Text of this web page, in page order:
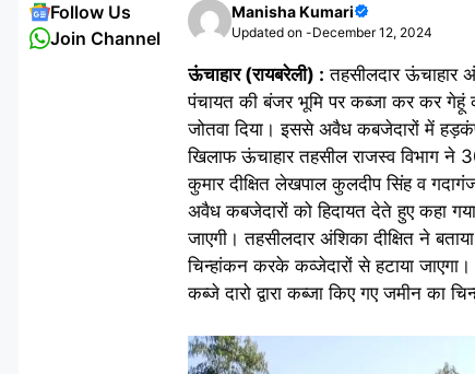
Manisha Kumari
Updated on -December 12, 2024
ऊंचाहार (रायबरेली) : तहसीलदार ऊंचाहार
पंचायत की बंजर भूमि पर कब्जा कर कर
जोतवा दिया। इससे अवैध कबजेदारों में
खिलाफ ऊंचाहार तहसील राजस्व विभाग ने
कुमार दीक्षित लेखपाल कुलदीप सिंह व
अवैध कबजेदारों को हिदायत देते हुए कहा
जाएगी। तहसीलदार अंशिका दीक्षित ने
चिन्हांकन करके कव्जेदारों से हटाया
कब्जे दारो द्वारा कब्जा किए गए जमीन
Follow Us
Join Channel